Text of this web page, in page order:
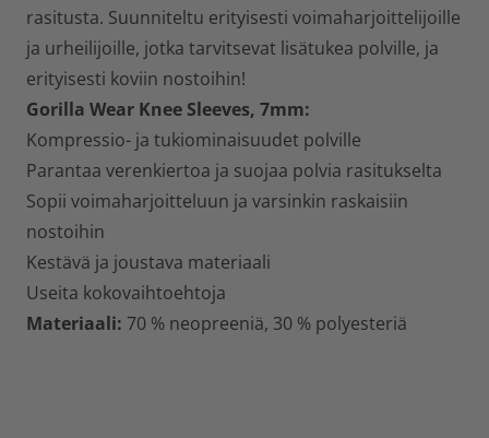
rasitusta. Suunniteltu erityisesti voimaharjoittelijoille
ja urheilijoille, jotka tarvitsevat lisätukea polville, ja
erityisesti koviin nostoihin!
Gorilla Wear Knee Sleeves, 7mm:
Kompressio- ja tukiominaisuudet polville
Parantaa verenkiertoa ja suojaa polvia rasitukselta
Sopii voimaharjoitteluun ja varsinkin raskaisiin
nostoihin
Kestävä ja joustava materiaali
Useita kokovaihtoehtoja
Materiaali: 70 % neopreeniä, 30 % polyesteriä